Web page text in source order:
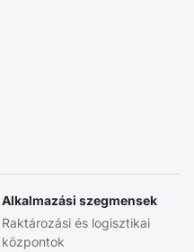
Alkalmazási szegmensek
Raktározási és logisztikai
központok